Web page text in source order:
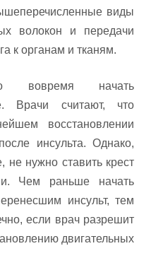
виды
волокон и передачи
к органам и тканям.
вовремя начать
Врачи считают, что
восстановлении
инсульта. Однако,
нужно ставить крест
Чем раньше начать
инсульт, тем
если врач разрешит
двигательных